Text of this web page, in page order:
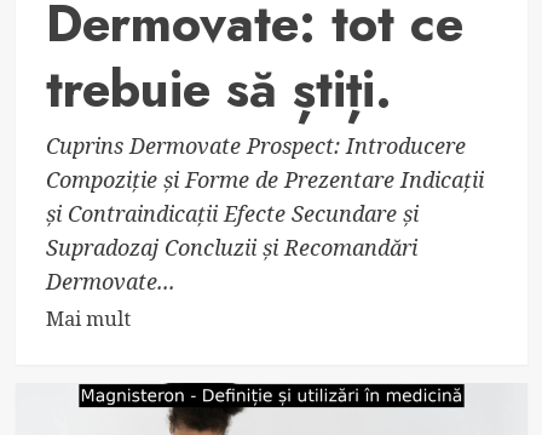
Dermovate: tot ce
trebuie să știți.
Cuprins Dermovate Prospect: Introducere
Compoziție și Forme de Prezentare Indicații
și Contraindicații Efecte Secundare și
Supradozaj Concluzii și Recomandări
Dermovate...
Mai multRead
about
Prospectul